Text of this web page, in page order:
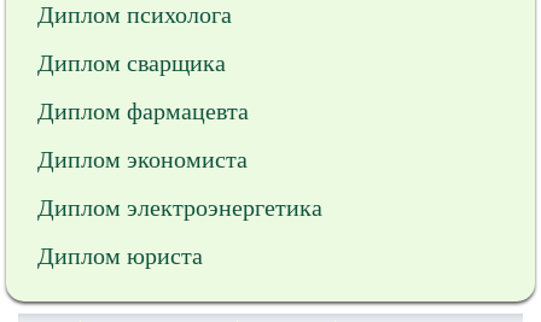
Диплом психолога
Диплом сварщика
Диплом фармацевта
Диплом экономиста
Диплом электроэнергетика
Диплом юриста